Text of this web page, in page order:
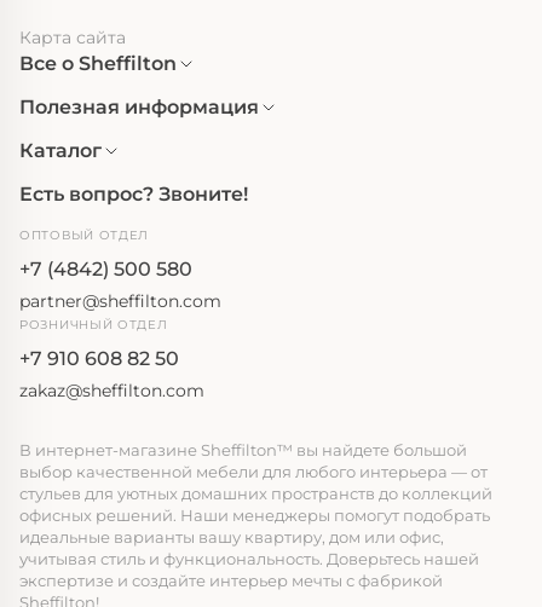
Карта сайта
Все о Sheffilton
Полезная информация
Каталог
Есть вопрос? Звоните!
ОПТОВЫЙ ОТДЕЛ
+7 (4842) 500 580
partner@sheffilton.com
РОЗНИЧНЫЙ ОТДЕЛ
+7 910 608 82 50
zakaz@sheffilton.com
В интернет-магазине Sheffilton™ вы найдете большой
выбор качественной мебели для любого интерьера — от
стульев для уютных домашних пространств до коллекций
офисных решений. Наши менеджеры помогут подобрать
идеальные варианты вашу квартиру, дом или офис,
учитывая стиль и функциональность. Доверьтесь нашей
экспертизе и создайте интерьер мечты с фабрикой
Sheffilton!